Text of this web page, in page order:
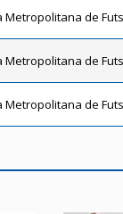
Metropolitana de
Metropolitana de
Metropolitana de